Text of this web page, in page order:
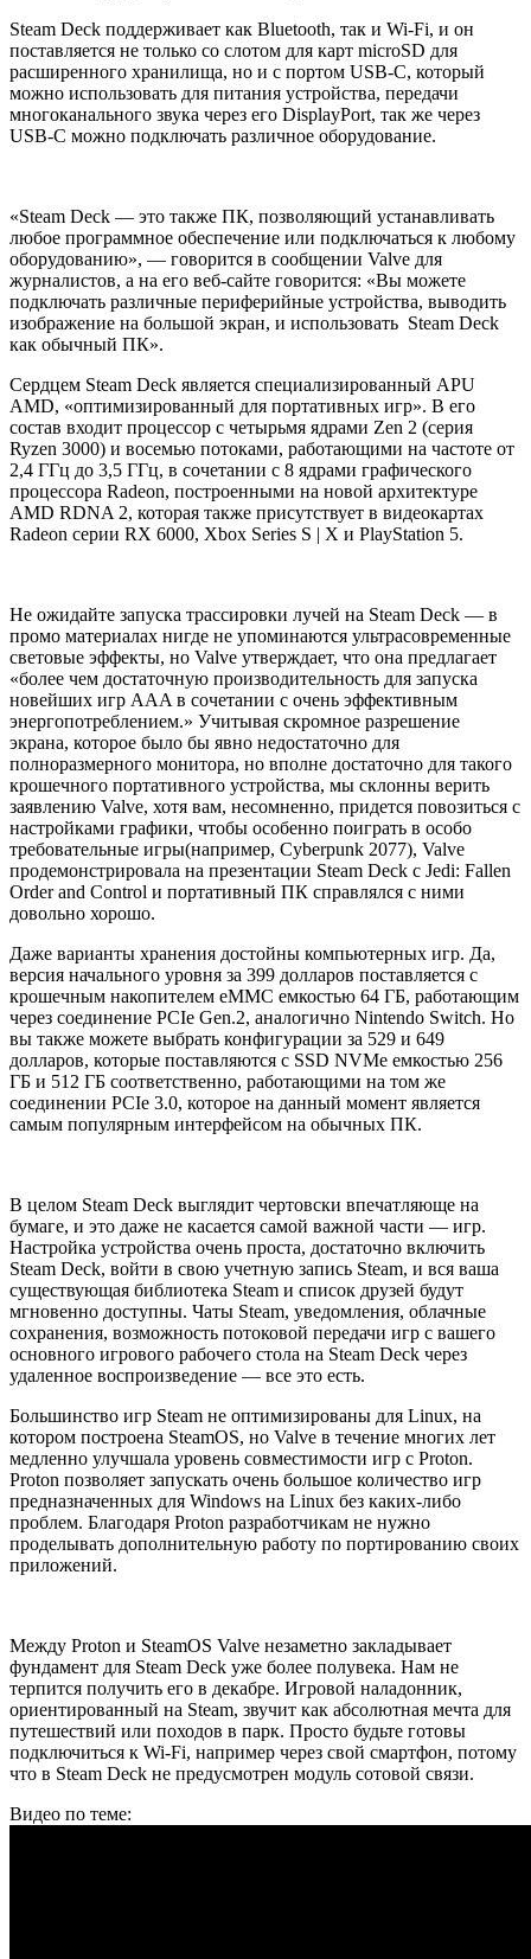
Steam Deck поддерживает как Bluetooth, так и Wi-Fi, и он
поставляется не только со слотом для карт microSD для
расширенного хранилища, но и с портом USB-C, который
можно использовать для питания устройства, передачи
многоканального звука через его DisplayPort, так же через
USB-C можно подключать различное оборудование.
«Steam Deck — это также ПК, позволяющий устанавливать
любое программное обеспечение или подключаться к любому
оборудованию», — говорится в сообщении Valve для
журналистов, а на его веб-сайте говорится: «Вы можете
подключать различные периферийные устройства, выводить
изображение на большой экран, и использовать Steam Deck
как обычный ПК».
Сердцем Steam Deck является специализированный APU
AMD, «оптимизированный для портативных игр». В его
состав входит процессор с четырьмя ядрами Zen 2 (серия
Ryzen 3000) и восемью потоками, работающими на частоте от
2,4 ГГц до 3,5 ГГц, в сочетании с 8 ядрами графического
процессора Radeon, построенными на новой архитектуре
AMD RDNA 2, которая также присутствует в видеокартах
Radeon серии RX 6000, Xbox Series S | X и PlayStation 5.
Не ожидайте запуска трассировки лучей на Steam Deck — в
промо материалах нигде не упоминаются ультрасовременные
световые эффекты, но Valve утверждает, что она предлагает
«более чем достаточную производительность для запуска
новейших игр AAA в сочетании с очень эффективным
энергопотреблением.» Учитывая скромное разрешение
экрана, которое было бы явно недостаточно для
полноразмерного монитора, но вполне достаточно для такого
крошечного портативного устройства, мы склонны верить
заявлению Valve, хотя вам, несомненно, придется повозиться с
настройками графики, чтобы особенно поиграть в особо
требовательные игры(например, Cyberpunk 2077), Valve
продемонстрировала на презентации Steam Deck с Jedi: Fallen
Order and Control и портативный ПК справлялся с ними
довольно хорошо.
Даже варианты хранения достойны компьютерных игр. Да,
версия начального уровня за 399 долларов поставляется с
крошечным накопителем eMMC емкостью 64 ГБ, работающим
через соединение PCIe Gen.2, аналогично Nintendo Switch. Но
вы также можете выбрать конфигурации за 529 и 649
долларов, которые поставляются с SSD NVMe емкостью 256
ГБ и 512 ГБ соответственно, работающими на том же
соединении PCIe 3.0, которое на данный момент является
самым популярным интерфейсом на обычных ПК.
В целом Steam Deck выглядит чертовски впечатляюще на
бумаге, и это даже не касается самой важной части — игр.
Настройка устройства очень проста, достаточно включить
Steam Deck, войти в свою учетную запись Steam, и вся ваша
существующая библиотека Steam и список друзей будут
мгновенно доступны. Чаты Steam, уведомления, облачные
сохранения, возможность потоковой передачи игр с вашего
основного игрового рабочего стола на Steam Deck через
удаленное воспроизведение — все это есть.
Большинство игр Steam не оптимизированы для Linux, на
котором построена SteamOS, но Valve в течение многих лет
медленно улучшала уровень совместимости игр с Proton.
Proton позволяет запускать очень большое количество игр
предназначенных для Windows на Linux без каких-либо
проблем. Благодаря Proton разработчикам не нужно
проделывать дополнительную работу по портированию своих
приложений.
Между Proton и SteamOS Valve незаметно закладывает
фундамент для Steam Deck уже более полувека. Нам не
терпится получить его в декабре. Игровой наладонник,
ориентированный на Steam, звучит как абсолютная мечта для
путешествий или походов в парк. Просто будьте готовы
подключиться к Wi-Fi, например через свой смартфон, потому
что в Steam Deck не предусмотрен модуль сотовой связи.
Видео по теме: